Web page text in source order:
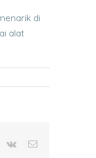
di
alat
Vk Email